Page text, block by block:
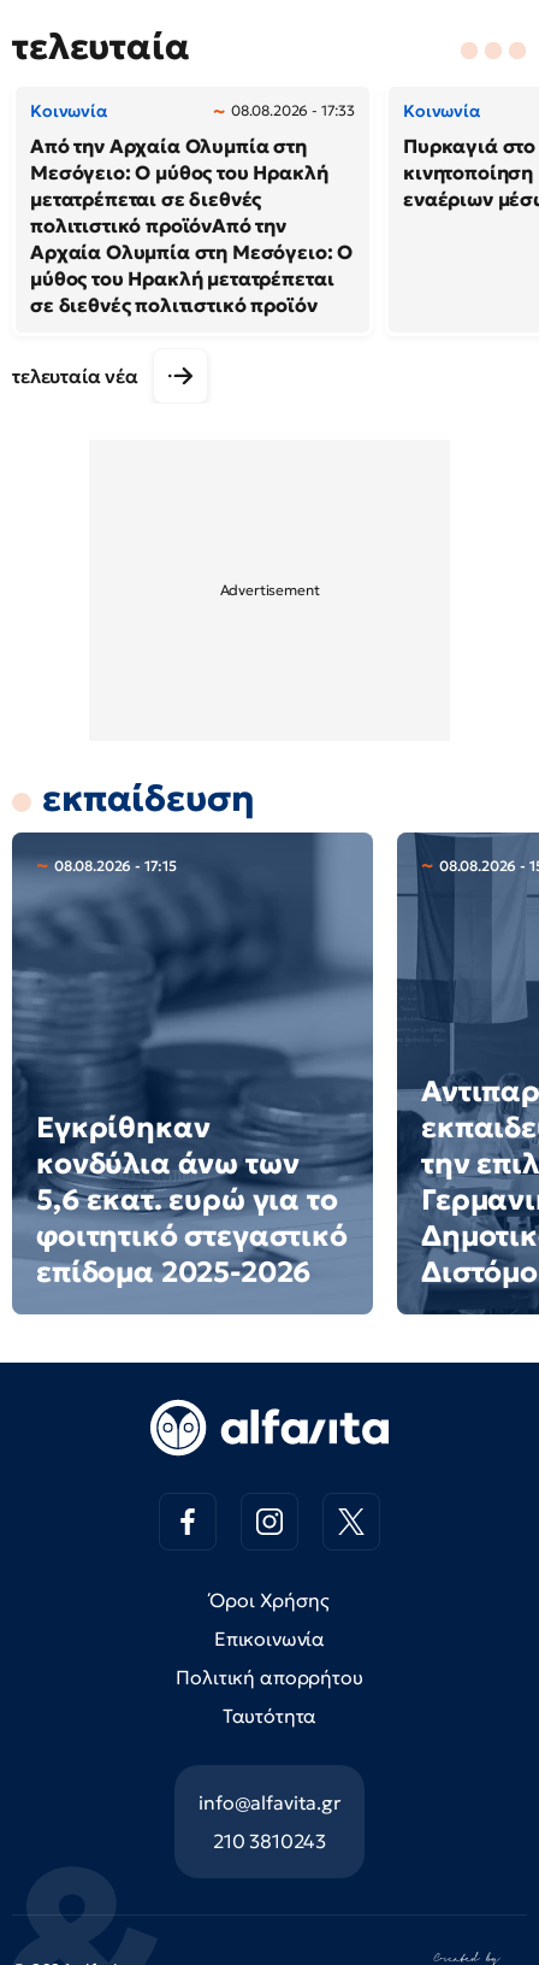
τελευταία
Κοινωνία 08.08.2026 - 17:33
Από την Αρχαία Ολυμπία στη
Μεσόγειο: Ο μύθος του Ηρακλή
μετατρέπεται σε διεθνές
πολιτιστικό προϊόνΑπό την
Αρχαία Ολυμπία στη Μεσόγειο: Ο
μύθος του Ηρακλή μετατρέπεται
σε διεθνές πολιτιστικό προϊόν
Κοινωνία
Πυρκαγιά
εναέριων
τελευταία νέα
εκπαίδευση
08.08.2026 - 17:15
Εγκρίθηκαν
κονδύλια άνω των
5,6 εκατ. ευρώ για το
φοιτητικό στεγαστικό
επίδομα 2025-2026
08.08.2026 -
την
Όροι Χρήσης
Επικοινωνία
Πολιτική απορρήτου
Ταυτότητα
info@alfavita.gr
210 3810243